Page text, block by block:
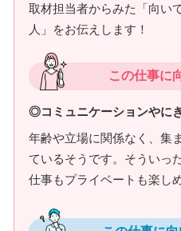
取材担当者からみた「向い
人」をお伝えします！
この仕事に
◎コミュニケーションやに
年齢や立場に関係なく、集
ているそうです。そういっ
仕事もプライベートも楽し